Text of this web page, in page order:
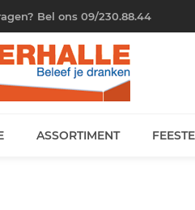
Bel ons 09/230.88.44
ASSORTIMENT